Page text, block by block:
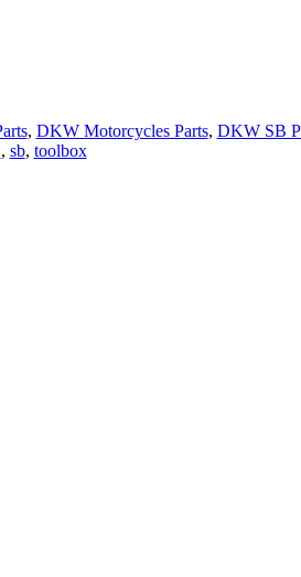
, DKW Motorcycles Parts, DKW SB
, sb, toolbox